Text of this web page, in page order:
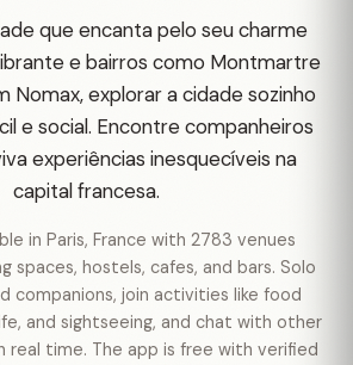
que encanta pelo seu charme
e bairros como Montmartre
Nomax, explorar a cidade sozinho
e social. Encontre companheiros
experiências inesquecíveis na
capital francesa.
in Paris, France with 2783 venues
spaces, hostels, cafes, and bars. Solo
companions, join activities like food
and sightseeing, and chat with other
real time. The app is free with verified